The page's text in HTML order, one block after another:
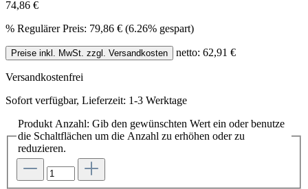
74,86 €
% Regulärer Preis: 79,86 € (6.26% gespart)
Preise inkl. MwSt. zzgl. Versandkosten netto: 62,91 €
Versandkostenfrei
Sofort verfügbar, Lieferzeit: 1-3 Werktage
Produkt Anzahl: Gib den gewünschten Wert ein oder benutze
die Schaltflächen um die Anzahl zu erhöhen oder zu
reduzieren.